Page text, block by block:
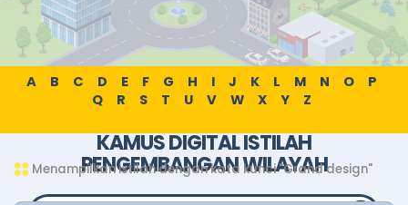
KAMUS DIGITAL ISTILAH
PENGEMBANGAN WILAYAH
A B C D E F G H I J K L M N O
P
Q
R S T U V W X Y Z
Menampilkan istilah dengan kata kunci "Grand design"